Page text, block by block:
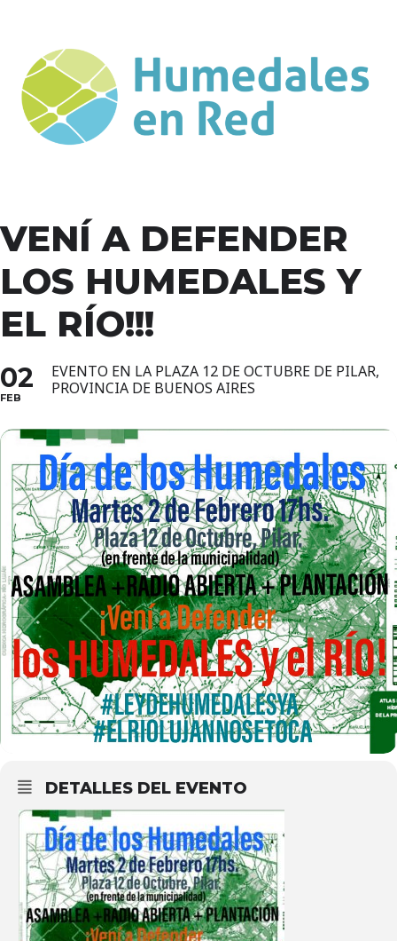
VENÍ A DEFENDER
LOS HUMEDALES Y
EL RÍO!!!
02
FEB
EVENTO EN LA PLAZA 12 DE OCTUBRE DE PILAR,
PROVINCIA DE BUENOS AIRES
DETALLES DEL EVENTO